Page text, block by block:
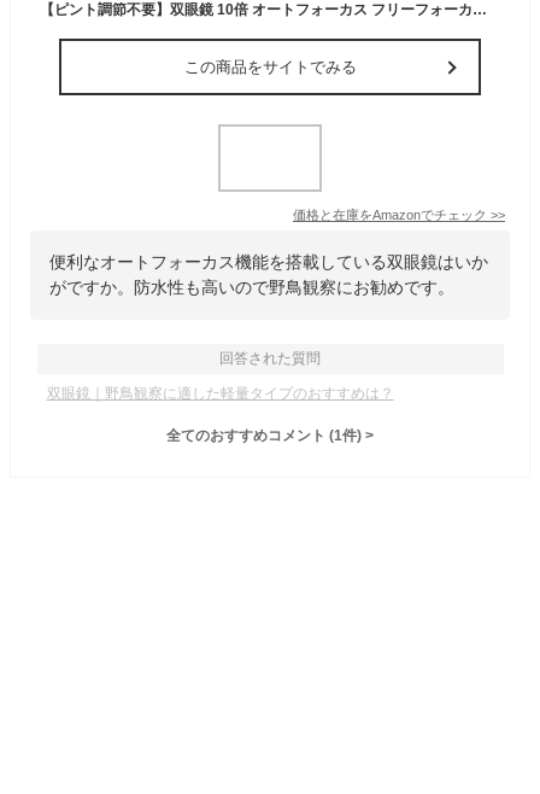
【ピント調節不要】双眼鏡 10倍 オートフォーカス フリーフォーカス 軽量 小型 防水 コンパクト コンサート ライブ 観劇 オペラグラス 推し活 ドーム スポーツ観戦 野鳥観察 旅行 ゴルフ メガネ対応 自動調整 bak4 防振 プレゼント ギフト
この商品をサイトでみる
価格と在庫をAmazonでチェック >>
便利なオートフォーカス機能を搭載している双眼鏡はいか
がですか。防水性も高いので野鳥観察にお勧めです。
回答された質問
双眼鏡｜野鳥観察に適した軽量タイプのおすすめは？
全てのおすすめコメント (1件) >